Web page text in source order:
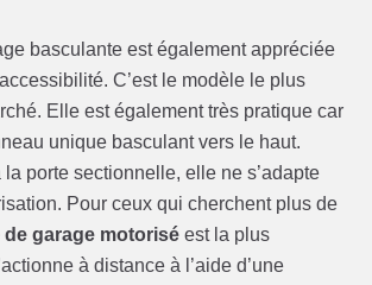
basculante est également appréciée
C’est le modèle le plus
Elle est également très pratique car
unique basculant vers le haut.
porte sectionnelle, elle ne s’adapte
Pour ceux qui cherchent plus de
de garage motorisé est la plus
à distance à l’aide d’une